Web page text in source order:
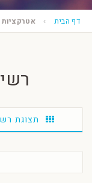
דף הבית אטרקציות
תצוגת